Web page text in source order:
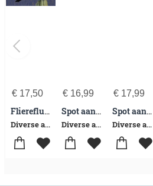
€17,50
Flierefluiters
Diverse auteurs
€16,99
Spot aan! - Op het podium met groep 3-4
Diverse auteurs
€ 17,99
Spot aan! - De spannendste avonturen in groep 5, 6, 7, 8
Diverse auteurs